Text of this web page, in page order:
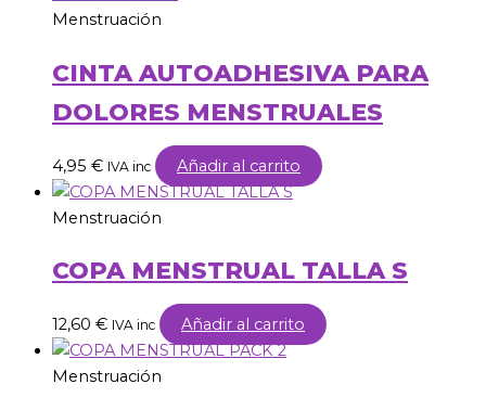
Menstruación
CINTA AUTOADHESIVA PARA
DOLORES MENSTRUALES
4,95 € IVA inc Añadir al carrito
Menstruación
COPA MENSTRUAL TALLA S
12,60 € IVA inc Añadir al carrito
Menstruación